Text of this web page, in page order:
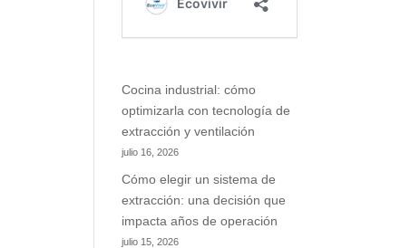
Cocina industrial: cómo
optimizarla con tecnología de
extracción y ventilación
julio 16, 2026
Cómo elegir un sistema de
extracción: una decisión que
impacta años de operación
julio 15, 2026